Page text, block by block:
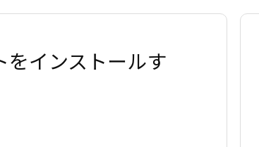
をインストールす